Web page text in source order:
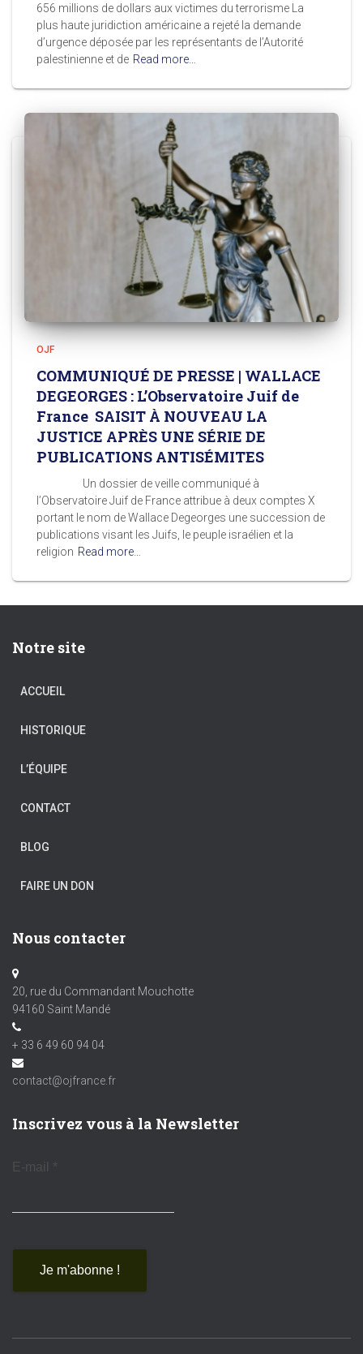
656 millions de dollars aux victimes du terrorisme La
plus haute juridiction américaine a rejeté la demande
d’urgence déposée par les représentants de l’Autorité
palestinienne et de Read more…
OJF
COMMUNIQUÉ DE PRESSE | WALLACE
DEGEORGES : L’Observatoire Juif de
France SAISIT À NOUVEAU LA
JUSTICE APRÈS UNE SÉRIE DE
PUBLICATIONS ANTISÉMITES
Un dossier de veille communiqué à
l’Observatoire Juif de France attribue à deux comptes X
portant le nom de Wallace Degeorges une succession de
publications visant les Juifs, le peuple israélien et la
religion Read more…
Notre site
ACCUEIL
HISTORIQUE
L’ÉQUIPE
CONTACT
BLOG
FAIRE UN DON
Nous contacter
20, rue du Commandant Mouchotte
94160 Saint Mandé
+ 33 6 49 60 94 04
contact@ojfrance.fr
Inscrivez vous à la Newsletter
E-mail *